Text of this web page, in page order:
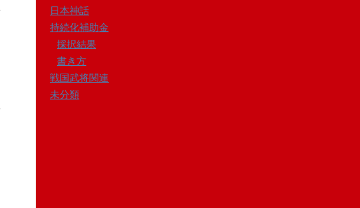
日本神話
持続化補助金
採択結果
書き方
戦国武将関連
未分類